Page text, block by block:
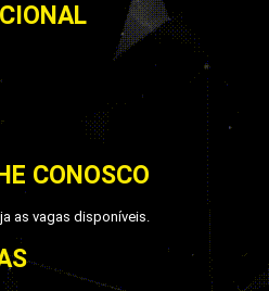
CONOSCO
as vagas disponíveis.